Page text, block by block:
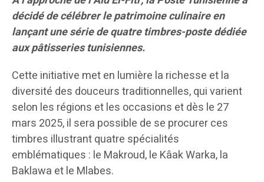
décidé de célébrer le patrimoine culinaire en
lançant une série de quatre timbres-poste dédiée
aux pâtisseries tunisiennes.
Cette initiative met en lumière la richesse et la
diversité des douceurs traditionnelles, qui varient
selon les régions et les occasions et dès le 27
mars 2025, il sera possible de se procurer ces
timbres illustrant quatre spécialités
emblématiques : le Makroud, le Kâak Warka, la
Baklawa et le Mlabes.